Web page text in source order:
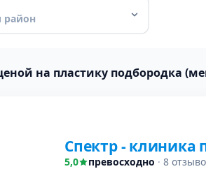
район
на пластику подбородка
Спектр - клиника
5,0 превосходно · 8